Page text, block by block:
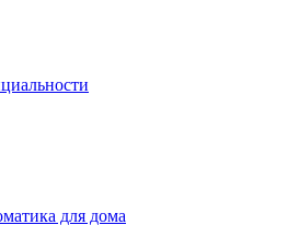
для дома